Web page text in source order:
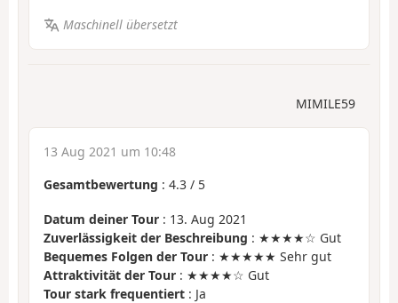
Maschinell übersetzt
MIMILE59
13 Aug 2021 um 10:48
Gesamtbewertung : 4.3 / 5
Datum deiner Tour : 13. Aug 2021
Zuverlässigkeit der Beschreibung : ★★★★☆ Gut
Bequemes Folgen der Tour : ★★★★★ Sehr gut
Attraktivität der Tour : ★★★★☆ Gut
Tour stark frequentiert : Ja